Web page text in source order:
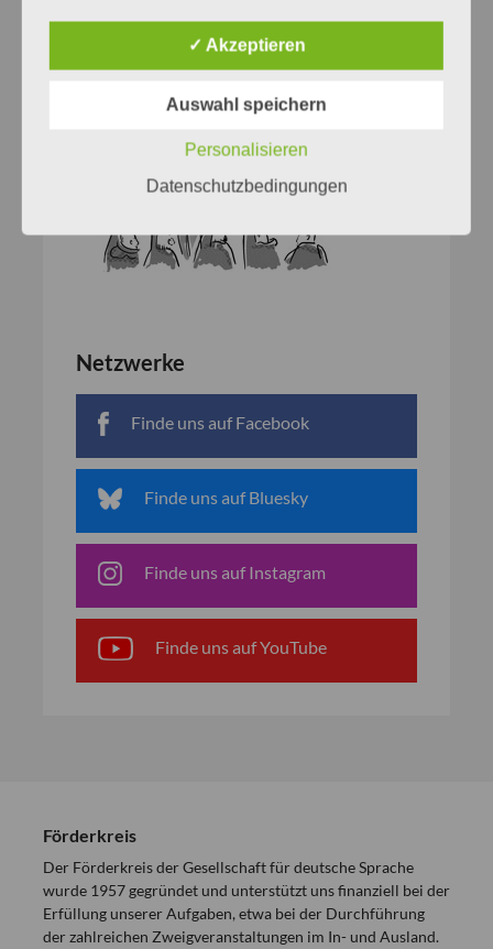
Netzwerke
Finde uns auf Facebook
Finde uns auf Bluesky
Finde uns auf Instagram
Finde uns auf YouTube
Förderkreis
Der Förderkreis der Gesellschaft für deutsche Sprache
wurde 1957 gegründet und unterstützt uns finanziell bei der
Erfüllung unserer Aufgaben, etwa bei der Durchführung
der zahlreichen Zweigveranstaltungen im In- und Ausland.
✓ Akzeptieren
Auswahl speichern
Personalisieren
Datenschutzbedingungen